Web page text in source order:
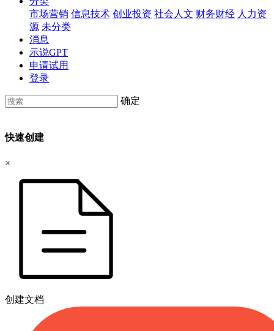
市场营销 信息技术 创业投资 社会人文 财务财经 人力资
源 未分类
消息
示说GPT
申请试用
登录
确定
快速创建
×
创建文档